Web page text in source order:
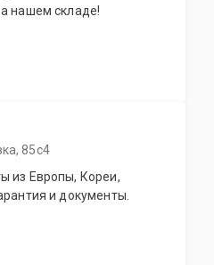
нашем складе!
85с4
из Европы, Кореи,
и документы.